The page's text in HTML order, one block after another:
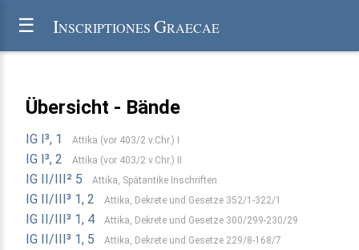
☰ INSCRIPTIONES GRAECAE
Übersicht - Bände
IG I³, 1 Attika (vor 403/2 v.Chr.) I
IG I³, 2 Attika (vor 403/2 v.Chr.) II
IG II/III² 5 Attika, Spätantike Inschriften
IG II/III³ 1, 2 Attika, Dekrete und Gesetze 352/1-322/1
IG II/III³ 1, 4 Attika, Dekrete und Gesetze 300/299-230/29
IG II/III³ 1, 5 Attika, Dekrete und Gesetze 229/8-168/7